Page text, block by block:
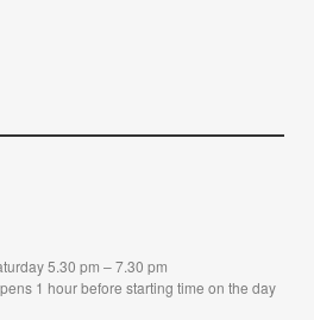
5.30 pm – 7.30 pm
1 hour before starting time on the day